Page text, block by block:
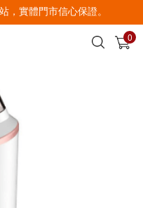
實體門市信心保證。
0
查看